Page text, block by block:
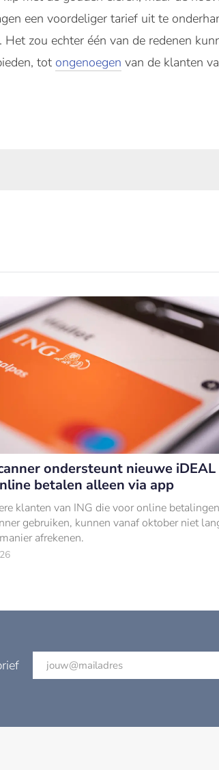
een voordeliger tarief uit te
zou echter één van de redenen
tot ongenoegen van de klanten
ondersteunt nieuwe iDEAL
betalen alleen via app
klanten van ING die voor online
gebruiken, kunnen vanaf oktober niet
afrekenen.